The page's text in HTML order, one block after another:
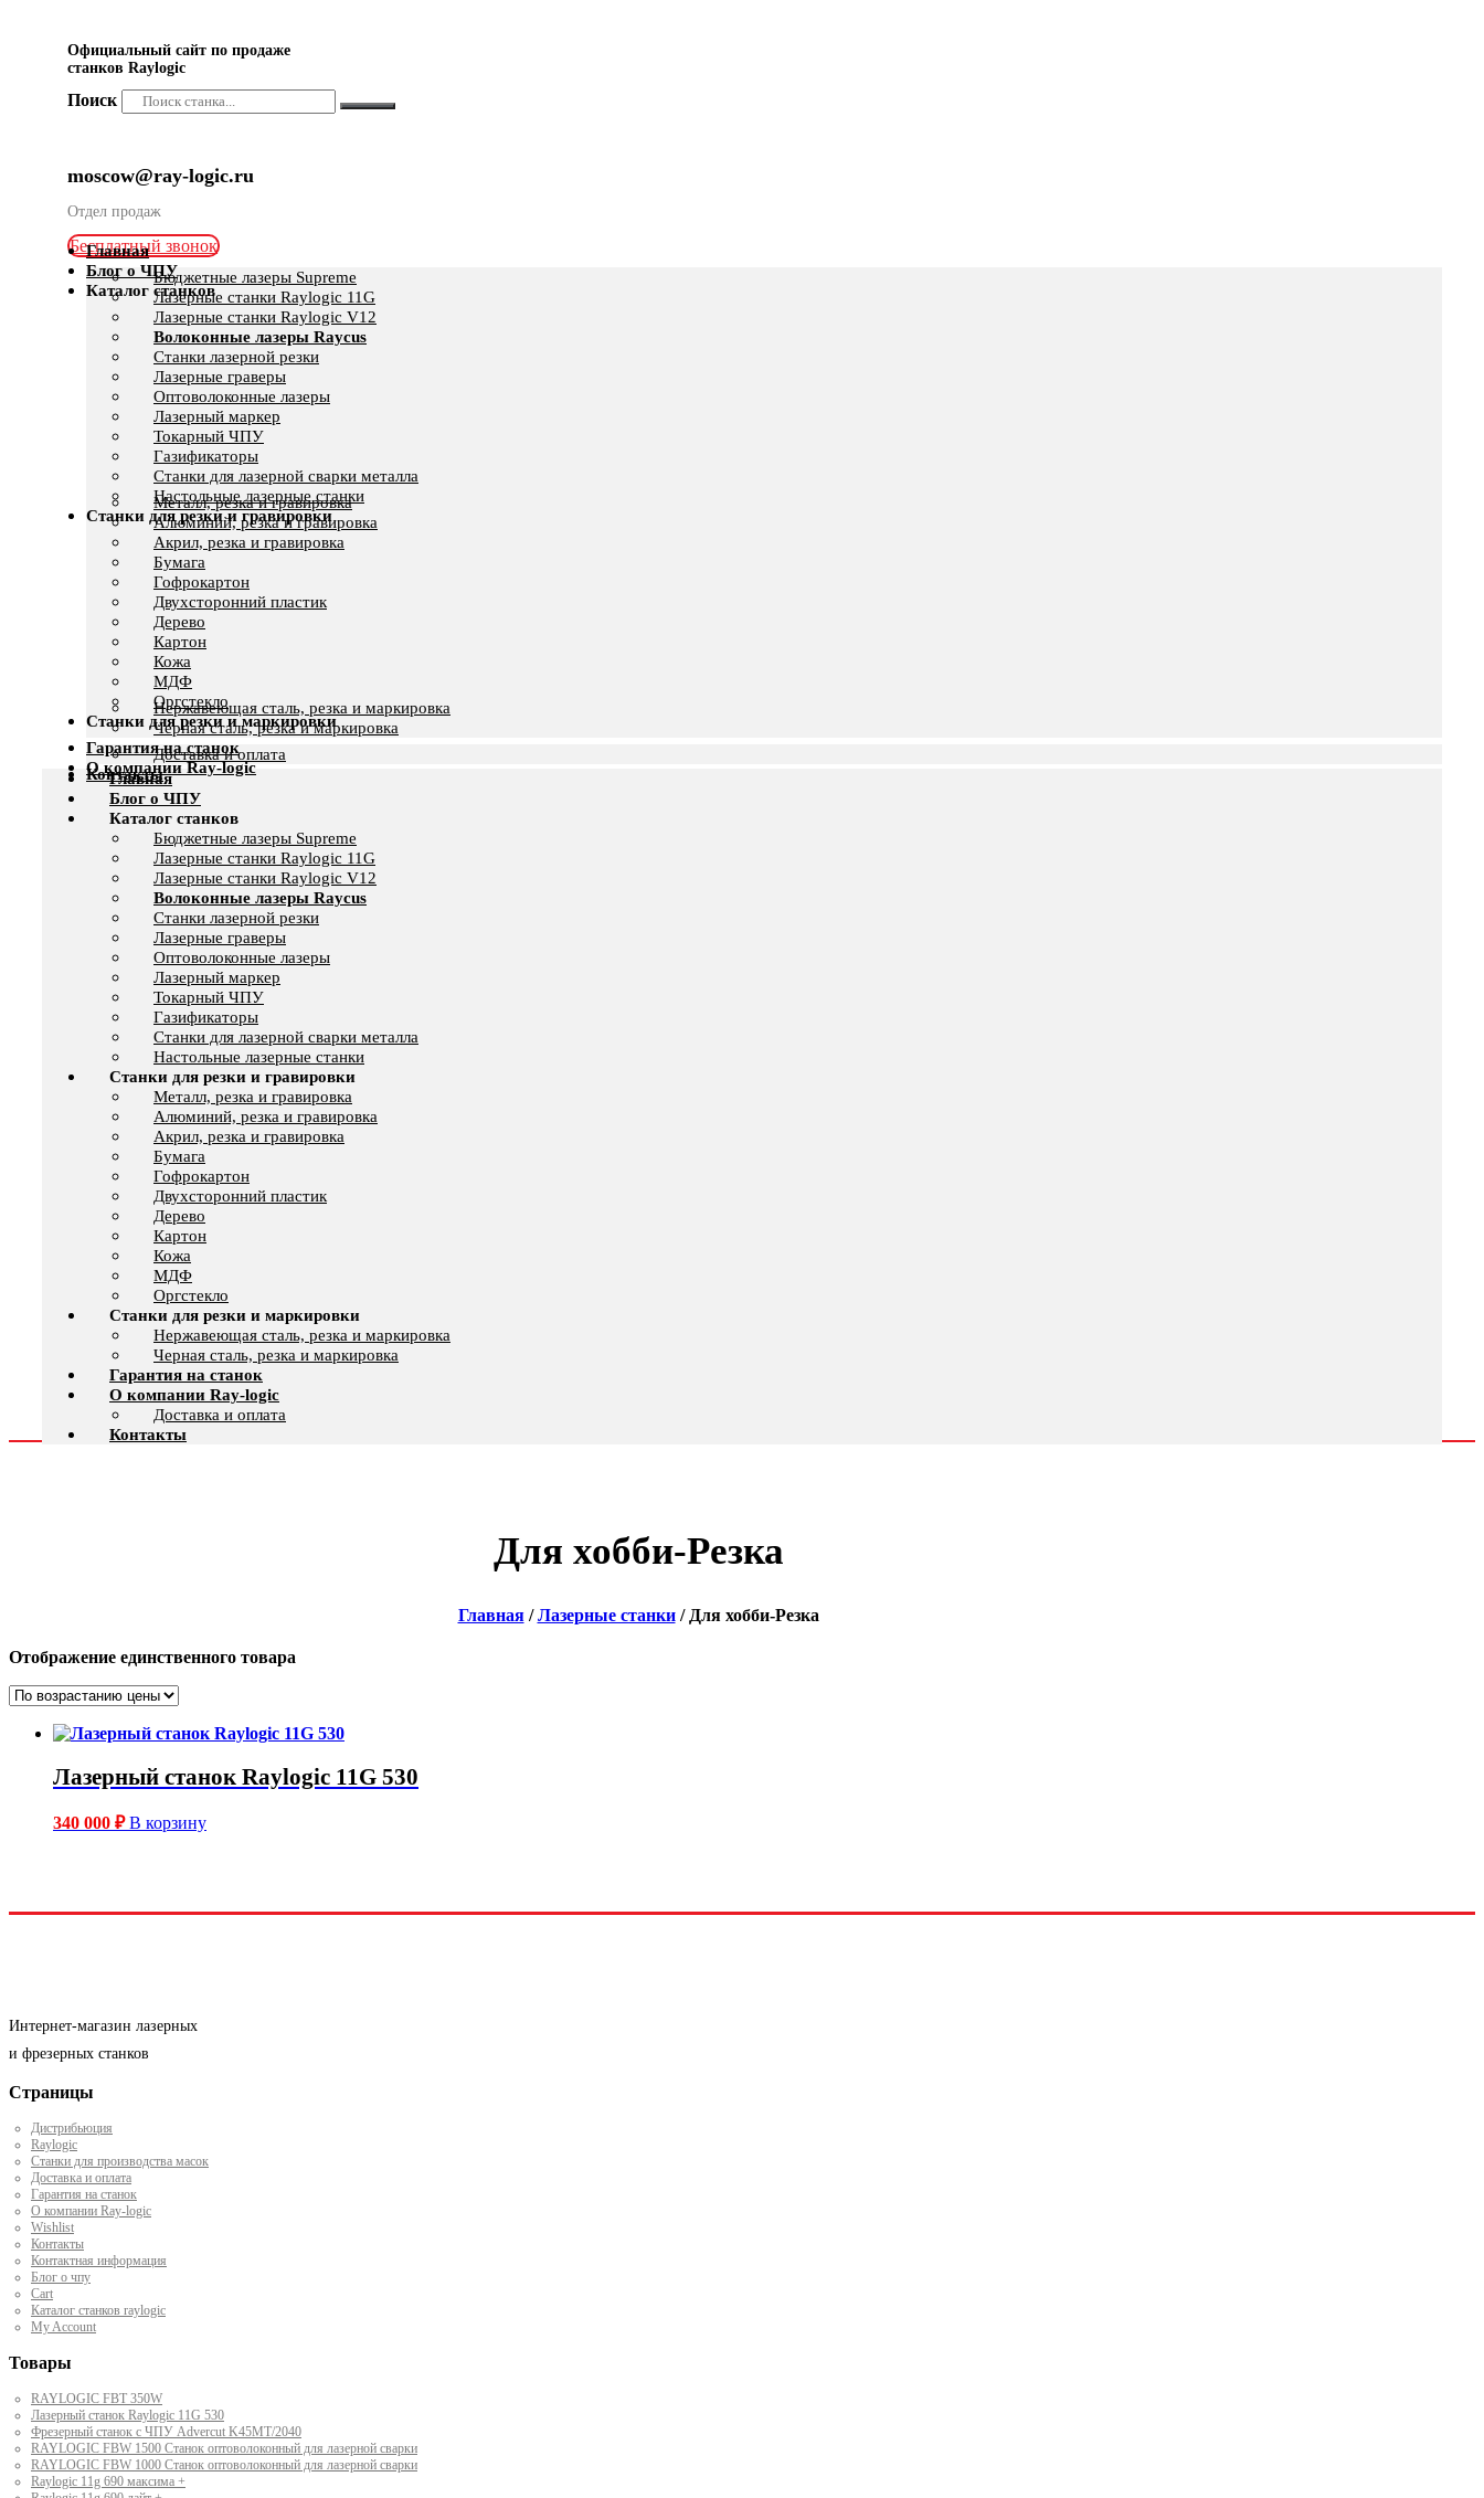
Официальный сайт по продаже
станков Raylogic
Поиск
moscow@ray-logic.ru
Отдел продаж
Бесплатный звонок
Главная
Блог о ЧПУ
Каталог станков
Бюджетные лазеры Supreme
Лазерные станки Raylogic 11G
Лазерные станки Raylogic V12
Волоконные лазеры Raycus
Станки лазерной резки
Лазерные граверы
Оптоволоконные лазеры
Лазерный маркер
Токарный ЧПУ
Газификаторы
Cтанки для лазерной сварки металла
Настольные лазерные станки
Станки для резки и гравировки
Металл, резка и гравировка
Алюминий, резка и гравировка
Акрил, резка и гравировка
Бумага
Гофрокартон
Двухсторонний пластик
Дерево
Картон
Кожа
МДФ
Оргстекло
Станки для резки и маркировки
Нержавеющая сталь, резка и маркировка
Черная сталь, резка и маркировка
Гарантия на станок
О компании Ray-logic
Доставка и оплата
Контакты
Главная
Блог о ЧПУ
Каталог станков
Бюджетные лазеры Supreme
Лазерные станки Raylogic 11G
Лазерные станки Raylogic V12
Волоконные лазеры Raycus
Станки лазерной резки
Лазерные граверы
Оптоволоконные лазеры
Лазерный маркер
Токарный ЧПУ
Газификаторы
Cтанки для лазерной сварки металла
Настольные лазерные станки
Станки для резки и гравировки
Металл, резка и гравировка
Алюминий, резка и гравировка
Акрил, резка и гравировка
Бумага
Гофрокартон
Двухсторонний пластик
Дерево
Картон
Кожа
МДФ
Оргстекло
Станки для резки и маркировки
Нержавеющая сталь, резка и маркировка
Черная сталь, резка и маркировка
Гарантия на станок
О компании Ray-logic
Доставка и оплата
Контакты
Для хобби-Резка
Главная/Лазерные станки/ Для хобби-Резка
Отображение единственного товара
Лазерный станок Raylogic 11G 530
340 000 ₽ В корзину
Интернет-магазин лазерных
и фрезерных станков
Страницы
Дистрибьюция
Raylogic
Станки для производства масок
Доставка и оплата
Гарантия на станок
О компании Ray-logic
Wishlist
Контакты
Контактная информация
Блог о чпу
Cart
Каталог станков raylogic
My Account
Товары
RAYLOGIC FBT 350W
Лазерный станок Raylogic 11G 530
Фрезерный станок с ЧПУ Advercut K45MT/2040
RAYLOGIC FBW 1500 Станок оптоволоконный для лазерной сварки
RAYLOGIC FBW 1000 Станок оптоволоконный для лазерной сварки
Raylogic 11g 690 максима +